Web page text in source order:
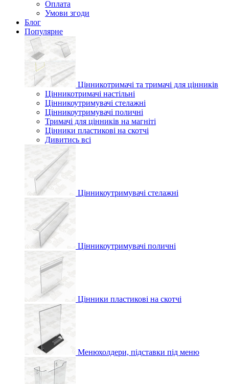
Оплата
Умови згоди
Блог
Популярне
Цінникотримачі та тримачі для цінників
Цінникотримачі настільні
Цінникоутримувачі стелажні
Цінникоутримувачі поличні
Тримачі для цінників на магніті
Цінники пластикові на скотчі
Дивитись всі
Цінникоутримувачі стелажні
Цінникоутримувачі поличні
Цінники пластикові на скотчі
Менюхолдери, підставки під меню